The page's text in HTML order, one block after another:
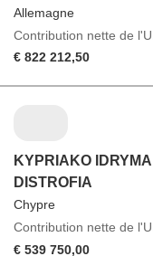
Allemagne
Contribution nette de
€ 822 212,50
KYPRIAKO
DISTROFIA
Chypre
Contribution nette de
€ 539 750,00